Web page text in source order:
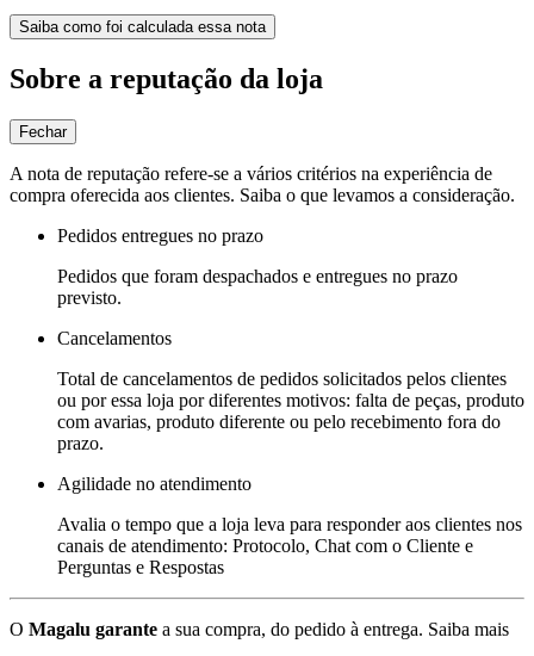
Saiba como foi calculada essa nota
Sobre a reputação da loja
Fechar
A nota de reputação refere-se a vários critérios na experiência de
compra oferecida aos clientes. Saiba o que levamos a consideração.
Pedidos entregues no prazo
Pedidos que foram despachados e entregues no prazo
previsto.
Cancelamentos
Total de cancelamentos de pedidos solicitados pelos clientes
ou por essa loja por diferentes motivos: falta de peças, produto
com avarias, produto diferente ou pelo recebimento fora do
prazo.
Agilidade no atendimento
Avalia o tempo que a loja leva para responder aos clientes nos
canais de atendimento: Protocolo, Chat com o Cliente e
Perguntas e Respostas
O Magalu garante a sua compra, do pedido à entrega. Saiba mais